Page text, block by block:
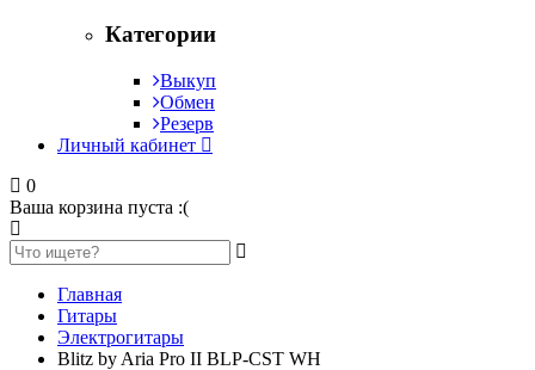
Категории
Выкуп
Обмен
Резерв
Личный кабинет
0
Ваша корзина пуста :(
Главная
Гитары
Электрогитары
Blitz by Aria Pro II BLP-CST WH